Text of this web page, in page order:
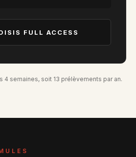
FULL ACCESS
4 semaines, soit 13 prélèvements par an.